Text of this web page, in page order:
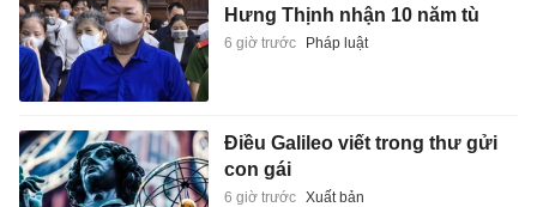
Hưng Thịnh nhận 10 năm tù
6 giờ trước Pháp luật
Điều Galileo viết trong thư gửi
con gái
6 giờ trước Xuất bản